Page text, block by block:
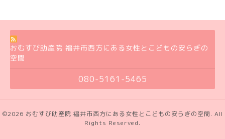
おむすび助産院 福井市西方にある女性とこどもの安らぎの
空間
080-5161-5465
©2026 おむすび助産院 福井市西方にある女性とこどもの安らぎの空間. All
Rights Reserved.